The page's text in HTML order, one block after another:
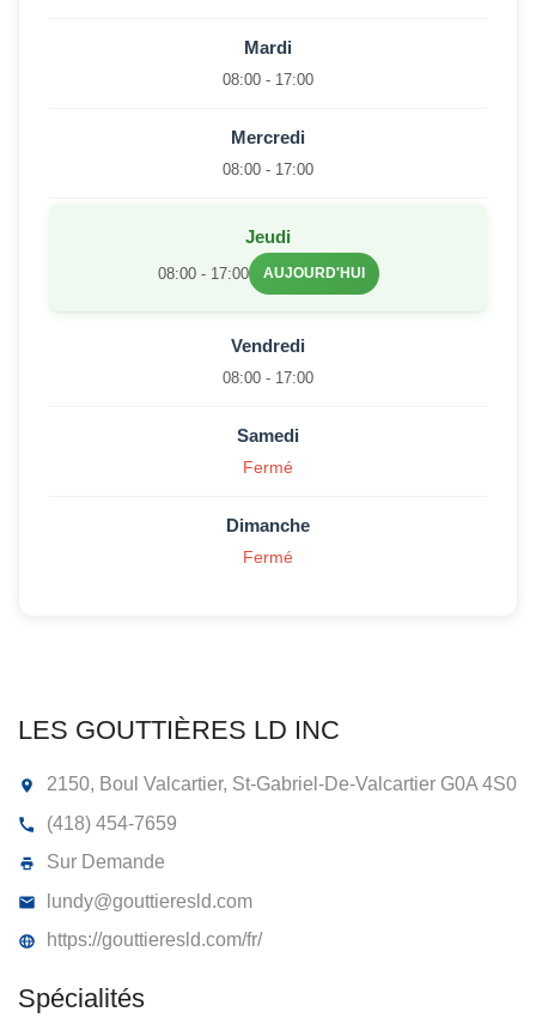
LES GOUTTIÈRES LD INC
(418) 454-7659
Mardi
08:00 - 17:00
Mercredi
08:00 - 17:00
Jeudi
08:00 - 17:00 AUJOURD'HUI
Vendredi
08:00 - 17:00
Samedi
Fermé
Dimanche
Fermé